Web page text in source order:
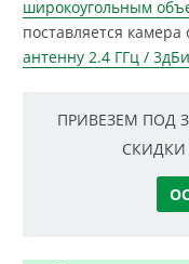
широкоугольным
поставляется камера
антенну 2.4 ГГц / 3дБи
ПРИВЕЗЕМ ПОД
СКИДКИ